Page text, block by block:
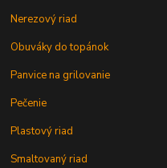
Nerezový riad
Obuváky do topánok
Panvice na grilovanie
Pečenie
Plastový riad
Smaltovaný riad